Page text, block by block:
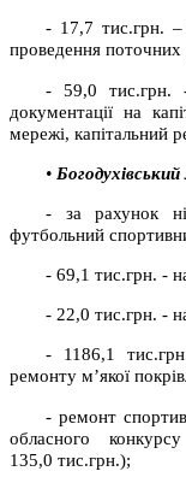
- 17,7 тис.грн. –
проведення поточних
- 59,0 тис.грн. -
документації на
мережі, капітальний
•
- за рахунок
футбольний
- 69,1 тис.грн. -
- 22,0 тис.грн. -
- 1186,1
ремонту м’якої
- ремонт
обласного
135,0 тис.грн.);